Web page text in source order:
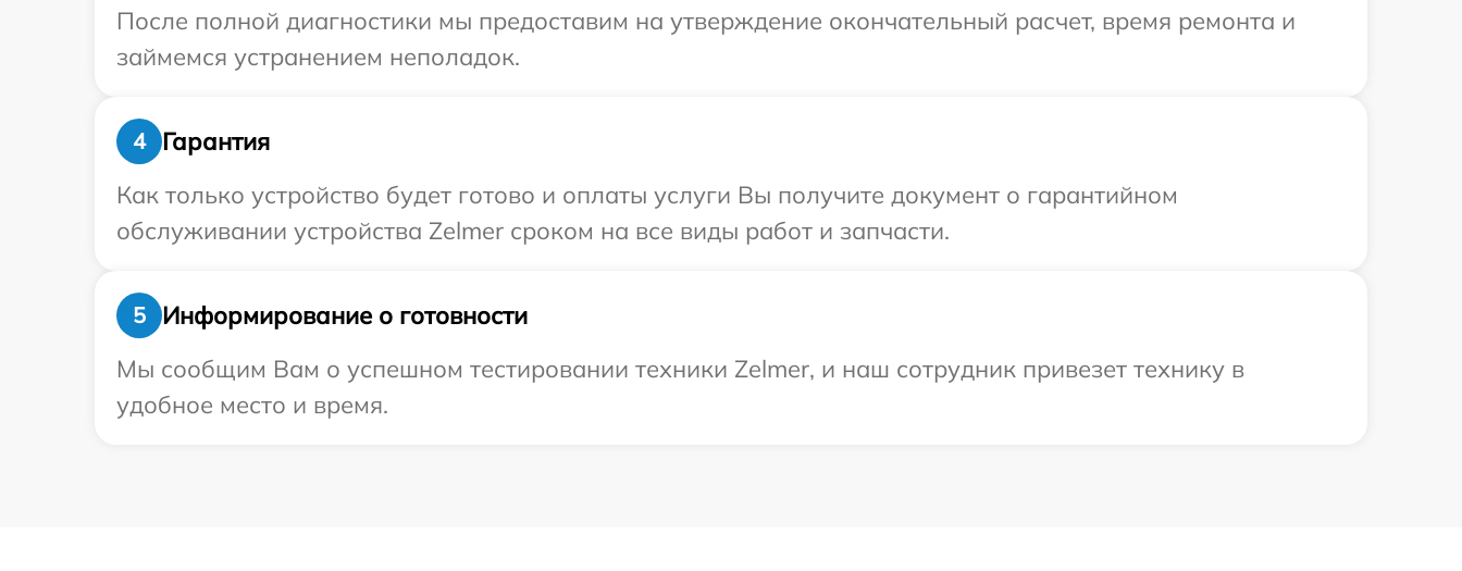
После полной диагностики мы предоставим на утверждение окончательный расчет, время ремонта и
займемся устранением неполадок.
4
Гарантия
Как только устройство будет готово и оплаты услуги Вы получите документ о гарантийном
обслуживании устройства Zelmer сроком на все виды работ и запчасти.
5
Информирование о готовности
Мы сообщим Вам о успешном тестировании техники Zelmer, и наш сотрудник привезет технику в
удобное место и время.